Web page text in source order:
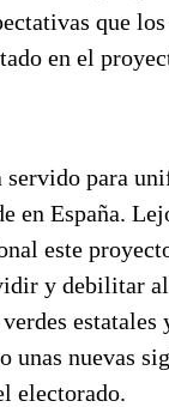
que
en el
para
en España.
este
y debilitar
estatales
unas nuevas
electorado.